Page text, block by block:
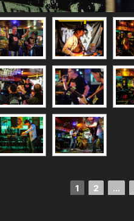
1 2 ...